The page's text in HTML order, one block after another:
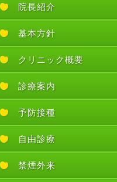
院長紹介
基本方針
クリニック概要
診療案内
予防接種
自由診療
禁煙外来